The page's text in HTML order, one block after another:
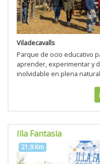
Viladecavalls
Parque de ocio educativo
aprender, experimentar y
inolvidable en plena
Illa Fantasia
21,9 Km